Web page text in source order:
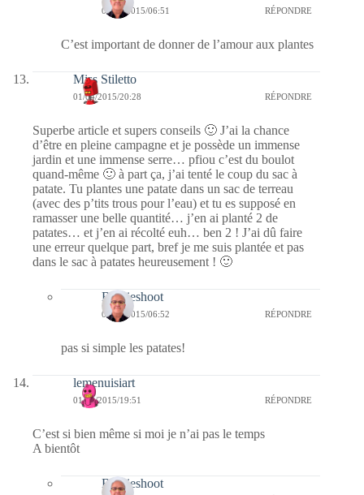
04/04/2015/06:51 RÉPONDRE
C’est important de donner de l’amour aux plantes
Miss Stiletto
01/04/2015/20:28 RÉPONDRE
Superbe article et supers conseils 🙂 J’ai la chance
d’être en pleine campagne et je possède un immense
jardin et une immense serre… pfiou c’est du boulot
quand-même 🙂 à part ça, j’ai tenté le coup du sac à
patate. Tu plantes une patate dans un sac de terreau
(avec des p’tits trous pour l’eau) et tu es supposé en
ramasser une belle quantité… j’en ai planté 2 de
patates… et j’en ai récolté euh… ben 2 ! J’ai dû faire
une erreur quelque part, bref je me suis plantée et pas
dans le sac à patates heureusement ! 🙂
Bernieshoot
04/04/2015/06:52 RÉPONDRE
pas si simple les patates!
lemenuisiart
01/04/2015/19:51 RÉPONDRE
C’est si bien même si moi je n’ai pas le temps
A bientôt
Bernieshoot